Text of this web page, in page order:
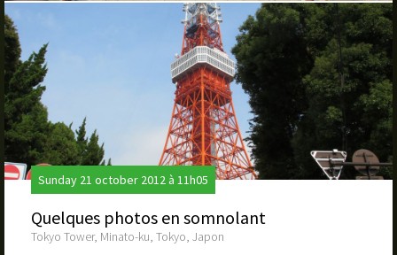
Sunday 21 october 2012 à 11h05
Quelques photos en somnolant
Tokyo Tower, Minato-ku, Tokyo, Japon